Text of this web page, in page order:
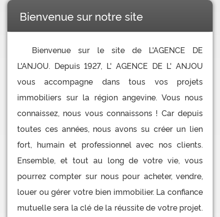
Bienvenue sur notre site
Bienvenue sur le site de L'AGENCE DE
L'ANJOU. Depuis 1927, L' AGENCE DE L' ANJOU
vous accompagne dans tous vos projets
immobiliers sur la région angevine. Vous nous
connaissez, nous vous connaissons ! Car depuis
toutes ces années, nous avons su créer un lien
fort, humain et professionnel avec nos clients.
Ensemble, et tout au long de votre vie, vous
pourrez compter sur nous pour acheter, vendre,
louer ou gérer votre bien immobilier. La confiance
mutuelle sera la clé de la réussite de votre projet.